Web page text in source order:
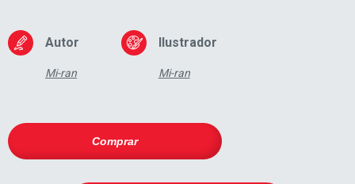
Autor
Mi-ran
Ilustrador
Mi-ran
Comprar